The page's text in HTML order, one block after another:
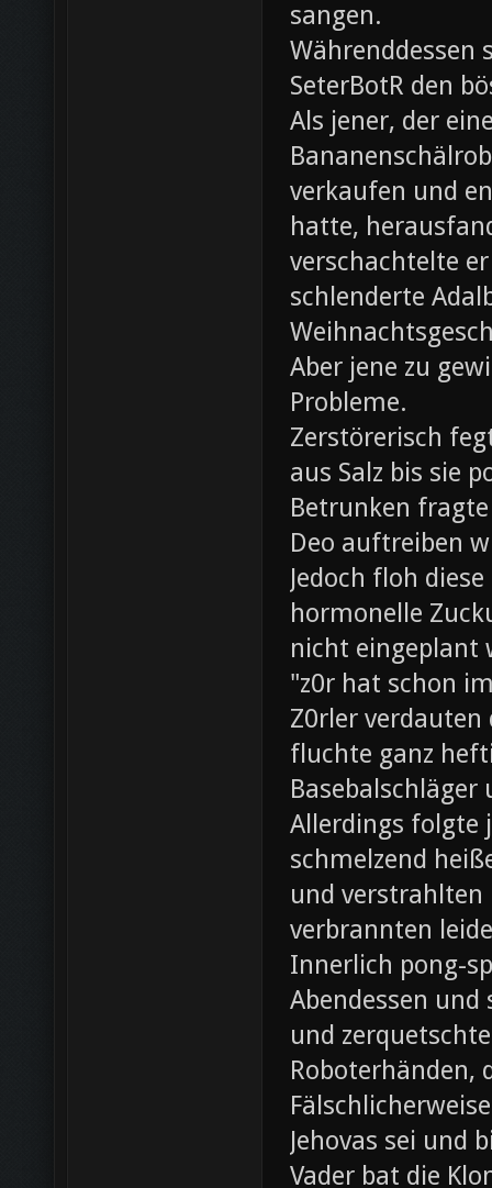
sangen.
Währenddessen
SeterBotR den
Als jener, der
verkaufen und
hatte,
verschachtelte
schlenderte
Aber jene zu
Probleme.
Zerstörerisch
aus Salz bis sie
Betrunken
Deo auftreiben
Jedoch floh
hormonelle
nicht eingeplant
"z0r hat schon
Z0rler
fluchte ganz
Allerdings folgte
schmelzend
und verstrahlten
verbrannten
Innerlich pong-
Abendessen
und
Roboterhänden,
Jehovas sei und
Vader bat die